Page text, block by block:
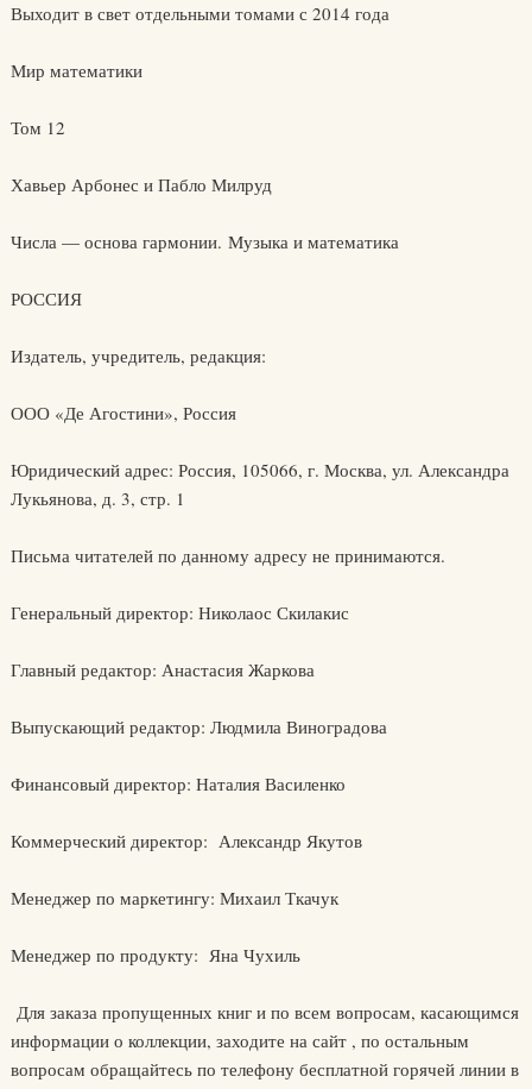
Выходит в свет отдельными томами с 2014 года
Мир математики
Том 12
Хавьер Арбонес и Пабло Милруд
Числа — основа гармонии. Музыка и математика
РОССИЯ
Издатель, учредитель, редакция:
ООО «Де Агостини», Россия
Юридический адрес: Россия, 105066, г. Москва, ул. Александра
Лукьянова, д. 3, стр. 1
Письма читателей по данному адресу не принимаются.
Генеральный директор: Николаос Скилакис
Главный редактор: Анастасия Жаркова
Выпускающий редактор: Людмила Виноградова
Финансовый директор: Наталия Василенко
Коммерческий директор: Александр Якутов
Менеджер по маркетингу: Михаил Ткачук
Менеджер по продукту: Яна Чухиль
Для заказа пропущенных книг и по всем вопросам, касающимся
информации о коллекции, заходите на сайт , по остальным
вопросам обращайтесь по телефону бесплатной горячей линии в